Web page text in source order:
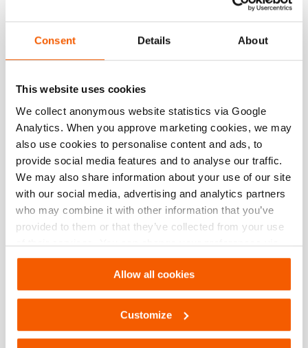
Consent Details About
This website uses cookies
We collect anonymous website statistics via Google
Analytics. When you approve marketing cookies, we may
also use cookies to personalise content and ads, to
provide social media features and to analyse our traffic.
We may also share information about your use of our site
with our social media, advertising and analytics partners
who may combine it with other information that you’ve
provided to them or that they’ve collected from your use
of their services. You can change your preferences via
Settings. See ourcookiestatement.
Allow all cookies
Customize
Zie details